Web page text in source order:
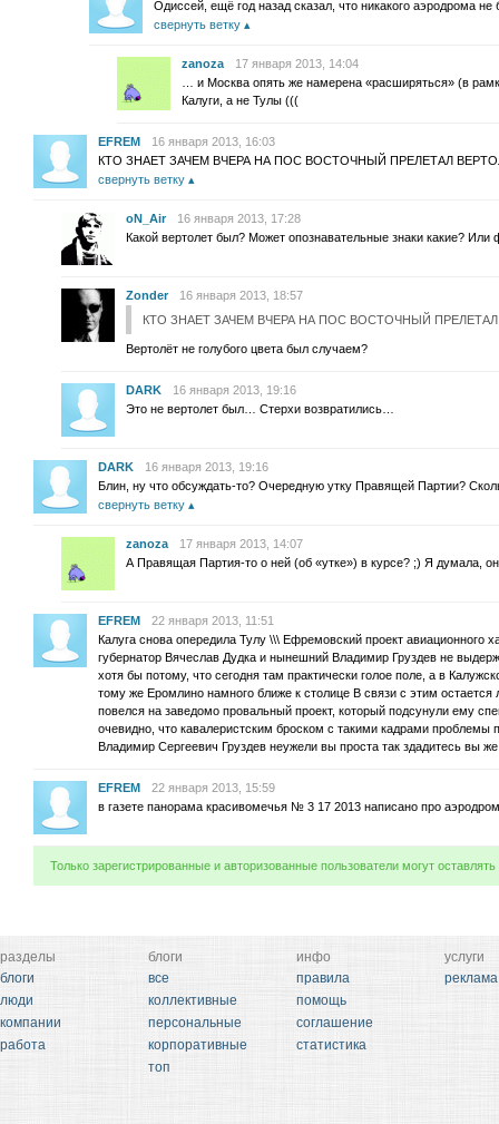
Одиссей, ещё год назад сказал, что никакого аэродрома не
свернуть ветку
zanoza
17 января 2013, 14:04
… и Москва опять же намерена «расширяться» (в
Калуги, а не Тулы (((
EFREM
16 января 2013, 16:03
КТО ЗНАЕТ ЗАЧЕМ ВЧЕРА НА ПОС ВОСТОЧНЫЙ ПРЕЛЕТАЛ
свернуть ветку
oN_Air
16 января 2013, 17:28
Какой вертолет был? Может опознавательные знаки какие?
Zonder
16 января 2013, 18:57
КТО ЗНАЕТ ЗАЧЕМ ВЧЕРА НА ПОС ВОСТОЧНЫЙ
Вертолёт не голубого цвета был случаем?
DARK
16 января 2013, 19:16
Это не вертолет был… Стерхи возвратились…
DARK
16 января 2013, 19:16
Блин, ну что обсуждать-то? Очередную утку Правящей Партии?
свернуть ветку
zanoza
17 января 2013, 14:07
А Правящая Партия-то о ней (об «утке») в курсе? ;) Я думала,
EFREM
22 января 2013, 11:51
Калуга снова опередила Тулу \\\ Ефремовский проект авиационного
губернатор Вячеслав Дудка и нынешний Владимир Груздев не
хотя бы потому, что сегодня там практически голое поле, а в
тому же Еромлино намного ближе к столице В связи с этим остается
повелся на заведомо провальный проект, который подсунули ему
очевидно, что кавалеристским броском с такими кадрами проблемы
Владимир Сергеевич Груздев неужели вы проста так здадитесь вы
EFREM
22 января 2013, 15:59
в газете панорама красивомечья № 3 17 2013 написано про
Только зарегистрированные и авторизованные пользователи могут
разделы
блоги
люди
компании
работа
блоги
все
коллективные
персональные
корпоративные
топ
инфо
правила
помощь
соглашение
статистика
услуги
реклама